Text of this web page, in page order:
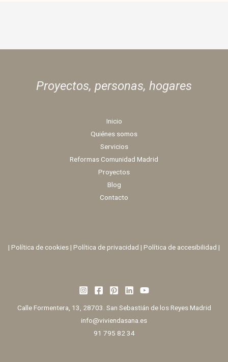
Proyectos, personas, hogares
Inicio
Quiénes somos
Servicios
Reformas Comunidad Madrid
Proyectos
Blog
Contacto
| Política de cookies| Política de privacidad | Política de accesibilidad |
Calle Formentera, 13, 28703. San Sebastián de los Reyes Madrid
info@viviendasana.es
91 795 82 34